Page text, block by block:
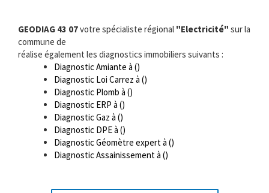
GEODIAG 43 07votre spécialiste régional "Electricité" sur la
commune de
réalise également les diagnostics immobiliers suivants :
Diagnostic Amiante à ()
Diagnostic Loi Carrez à ()
Diagnostic Plomb à ()
Diagnostic ERP à ()
Diagnostic Gaz à ()
Diagnostic DPE à ()
Diagnostic Géomètre expert à ()
Diagnostic Assainissement à ()